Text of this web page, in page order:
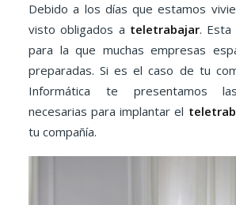
Debido a los días que estamos
visto obligados a teletrabajar. Esta
para la que muchas empresas
preparadas. Si es el caso de tu
Informática te presentamos
necesarias para implantar el
tu compañía.